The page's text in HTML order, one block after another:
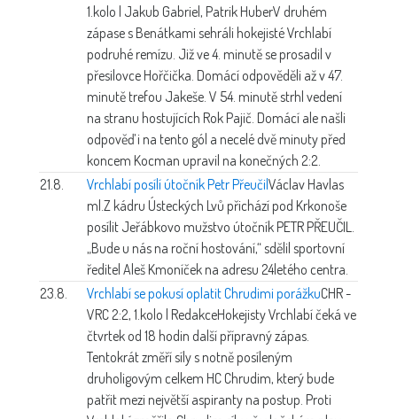
1.kolo | Jakub Gabriel, Patrik HuberV druhém
zápase s Benátkami sehráli hokejisté Vrchlabí
podruhé remízu. Již ve 4. minutě se prosadil v
přesilovce Hořčička. Domácí odpověděli až v 47.
minutě trefou Jakeše. V 54. minutě strhl vedení
na stranu hostujících Rok Pajič. Domácí ale našli
odpověď i na tento gól a necelé dvě minuty před
koncem Kocman upravil na konečných 2:2.
21.8.
Vrchlabí posílí útočník Petr PřeučilVáclav Havlas
ml. Z kádru Ústeckých Lvů přichází pod Krkonoše
posílit Jeřábkovo mužstvo útočník PETR PŘEUČIL.
„Bude u nás na roční hostování,“ sdělil sportovní
ředitel Aleš Kmoníček na adresu 24letého centra.
23.8.
Vrchlabí se pokusí oplatit Chrudimi porážkuCHR -
VRC 2:2, 1.kolo | RedakceHokejisty Vrchlabí čeká ve
čtvrtek od 18 hodin další přípravný zápas.
Tentokrát změří síly s notně posíleným
druholigovým celkem HC Chrudim, který bude
patřit mezi největší aspiranty na postup. Proti